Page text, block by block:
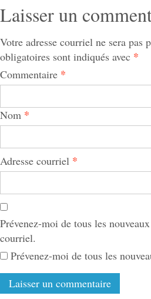
Laisser un
Votre adresse courriel ne sera pas
obligatoires sont indiqués avec *
Commentaire *
Nom *
Adresse courriel *
Prévenez-moi de tous les
courriel.
Prévenez-moi de tous les